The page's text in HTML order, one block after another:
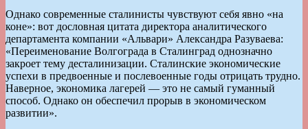
Однако современные сталинисты чувствуют себя явно «на
коне»: вот дословная цитата директора аналитического
департамента компании «Альвари» Александра Разуваева:
«Переименование Волгограда в Сталинград однозначно
закроет тему десталинизации. Сталинские экономические
успехи в предвоенные и послевоенные годы отрицать трудно.
Наверное, экономика лагерей — это не самый гуманный
способ. Однако он обеспечил прорыв в экономическом
развитии».